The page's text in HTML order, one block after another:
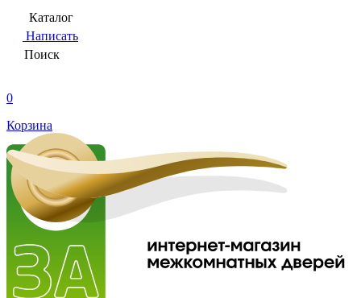
Каталог
Написать
Поиск
0
Корзина